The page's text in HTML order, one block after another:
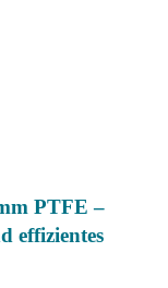
PTFE –
effizientes